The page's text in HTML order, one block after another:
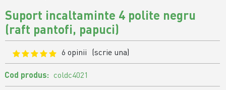
Suport incaltaminte 4 polite negru
(raft pantofi, papuci)
6 opinii (scrie una)
Cod produs: coldc4021